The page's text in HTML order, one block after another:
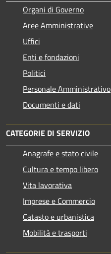
Organi di Governo
Aree Amministrative
Uffici
Enti e fondazioni
Politici
Personale Amministrativo
Documenti e dati
CATEGORIE DI SERVIZIO
Anagrafe e stato civile
Cultura e tempo libero
Vita lavorativa
Imprese e Commercio
Catasto e urbanistica
Mobilità e trasporti